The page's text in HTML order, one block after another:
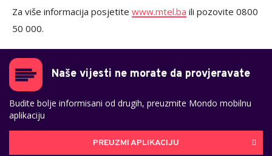
Za više informacija posjetite www.mtel.ba ili pozovite 0800
50 000.
Naše vijesti ne morate da provjeravate
Budite bolje informisani od drugih, preuzmite Mondo mobilnu
aplikaciju
PREUZMI APLIKACIJU